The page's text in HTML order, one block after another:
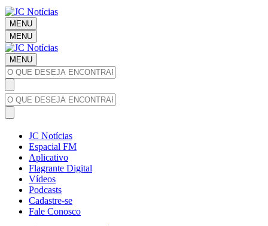
MENU
MENU
MENU
JC Notícias
Espacial FM
Aplicativo
Flagrante Digital
Vídeos
Podcasts
Cadastre-se
Fale Conosco